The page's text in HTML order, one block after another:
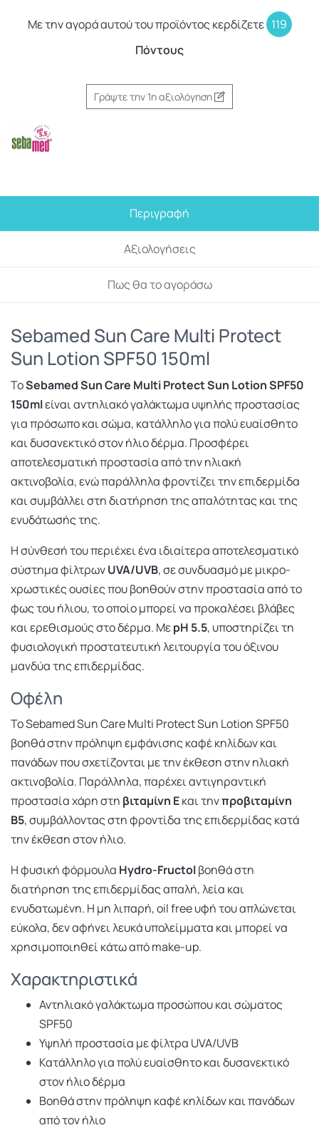
Με την αγορά αυτού του προϊόντος κερδίζετε 119
Πόντους
Γράψτε την 1η αξιολόγηση
Περιγραφή
Αξιολογήσεις
Πως θα το αγοράσω
Sebamed Sun Care Multi Protect
Sun Lotion SPF50 150ml
ΤοSebamed Sun Care Multi Protect Sun Lotion SPF50
150mlείναι αντηλιακό γαλάκτωμα υψηλής προστασίας
για πρόσωπο και σώμα, κατάλληλο για πολύ ευαίσθητο
και δυσανεκτικό στον ήλιο δέρμα. Προσφέρει
αποτελεσματική προστασία από την ηλιακή
ακτινοβολία, ενώ παράλληλα φροντίζει την επιδερμίδα
και συμβάλλει στη διατήρηση της απαλότητας και της
ενυδάτωσής της.
Η σύνθεσή του περιέχει ένα ιδιαίτερα αποτελεσματικό
σύστημα φίλτρωνUVA/UVB, σε συνδυασμό με μικρο-
χρωστικές ουσίες που βοηθούν στην προστασία από το
φως του ήλιου, το οποίο μπορεί να προκαλέσει βλάβες
και ερεθισμούς στο δέρμα. ΜεpH 5.5, υποστηρίζει τη
φυσιολογική προστατευτική λειτουργία του όξινου
μανδύα της επιδερμίδας.
Οφέλη
Το Sebamed Sun Care Multi Protect Sun Lotion SPF50
βοηθά στην πρόληψη εμφάνισης καφέ κηλίδων και
πανάδων που σχετίζονται με την έκθεση στην ηλιακή
ακτινοβολία. Παράλληλα, παρέχει αντιγηραντική
προστασία χάρη στη βιταμίνη Εκαι τηνπροβιταμίνη
Β5, συμβάλλοντας στη φροντίδα της επιδερμίδας κατά
την έκθεση στον ήλιο.
Η φυσική φόρμουλα Hydro-Fructolβοηθά στη
διατήρηση της επιδερμίδας απαλή, λεία και
ενυδατωμένη. Η μη λιπαρή, oil free υφή του απλώνεται
εύκολα, δεν αφήνει λευκά υπολείμματα και μπορεί να
χρησιμοποιηθεί κάτω από make-up.
Χαρακτηριστικά
Αντηλιακό γαλάκτωμα προσώπου και σώματος
SPF50
Υψηλή προστασία με φίλτρα UVA/UVB
Κατάλληλο για πολύ ευαίσθητο και δυσανεκτικό
στον ήλιο δέρμα
Βοηθά στην πρόληψη καφέ κηλίδων και πανάδων
από τον ήλιο